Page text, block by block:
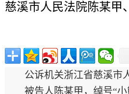
慈溪市人民法院陈某甲
公诉机关浙江省慈溪市
被告人陈某甲，绰号“